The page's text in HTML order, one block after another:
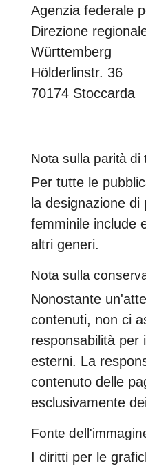
Agenzia federale
Direzione
Württemberg
Hölderlinstr. 36
70174 Stoccarda
Nota sulla parità di
Per tutte le
la designazione
femminile include
altri generi.
Nota sulla
Nonostante
contenuti, non ci
responsabilità per
esterni. La
contenuto delle
esclusivamente
Fonte
I diritti per le